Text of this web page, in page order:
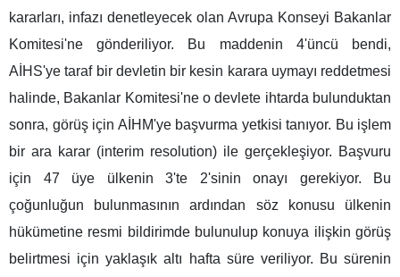
kararları, infazı denetleyecek olan Avrupa Konseyi Bakanlar
Komitesi'ne gönderiliyor. Bu maddenin 4'üncü bendi,
AİHS'ye taraf bir devletin bir kesin karara uymayı reddetmesi
halinde, Bakanlar Komitesi'ne o devlete ihtarda bulunduktan
sonra, görüş için AİHM'ye başvurma yetkisi tanıyor. Bu işlem
bir ara karar (interim resolution) ile gerçekleşiyor. Başvuru
için 47 üye ülkenin 3'te 2'sinin onayı gerekiyor. Bu
çoğunluğun bulunmasının ardından söz konusu ülkenin
hükümetine resmi bildirimde bulunulup konuya ilişkin görüş
belirtmesi için yaklaşık altı hafta süre veriliyor. Bu sürenin